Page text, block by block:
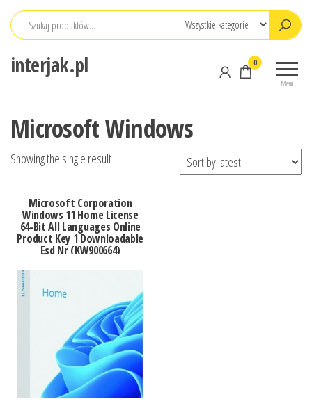
Przejdź
interjak.pl
Menu
0
Microsoft Windows
Showing the single result
Microsoft Corporation
Windows 11 Home License
64-Bit All Languages Online
Product Key 1 Downloadable
Esd Nr (KW900664)